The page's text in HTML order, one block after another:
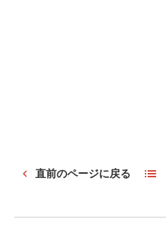
直前のページに戻る